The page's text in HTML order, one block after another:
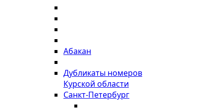
Абакан
Дубликаты номеров
Курской области
Санкт-Петербург